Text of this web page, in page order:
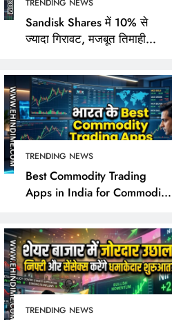
Sandisk Shares में 10% से
ज्यादा गिरावट, मजबूत तिमाही
निराश?
TRENDING NEWS
Best Commodity Trading
Apps in India for Commodity
TRENDING NEWS
Sandisk Shares में 10% से
बावजूद निवेशक क्यों हुए
November 18, 2024